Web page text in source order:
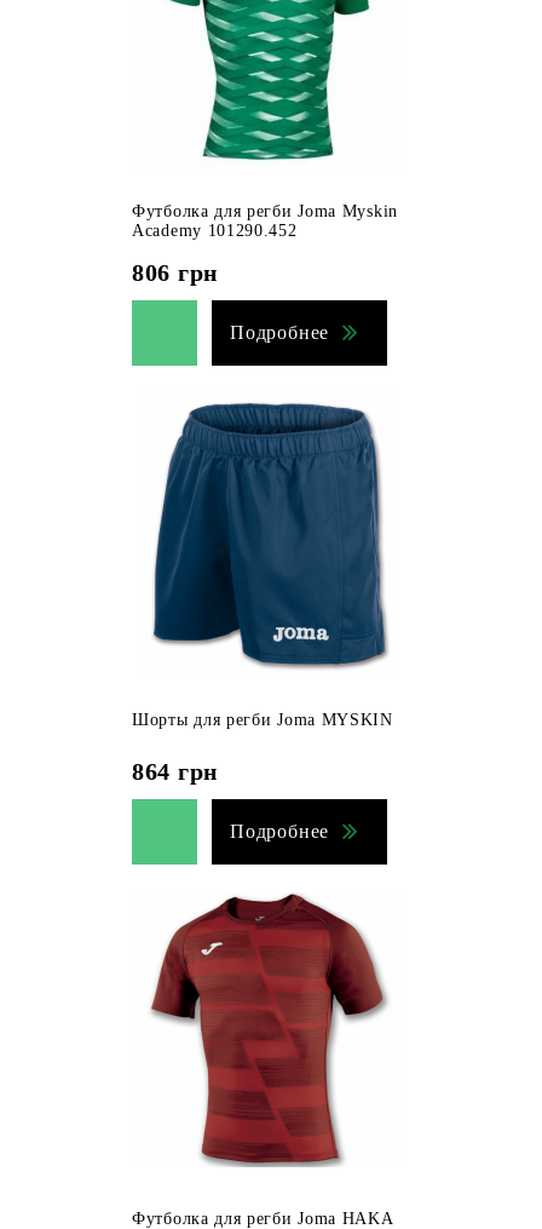
Футболка для регби Joma Myskin
Academy 101290.452
806 грн
Подробнее
Шорты для регби Joma MYSKIN
864 грн
Подробнее
Футболка для регби Joma HAKA